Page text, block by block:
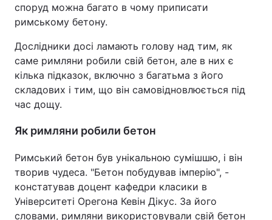
споруд можна багато в чому приписати
римському бетону.
Дослідники досі ламають голову над тим, як
саме римляни робили свій бетон, але в них є
кілька підказок, включно з багатьма з його
складових і тим, що він самовідновлюється під
час дощу.
Як римляни робили бетон
Римський бетон був унікальною сумішшю, і він
творив чудеса. "Бетон побудував імперію", -
констатував доцент кафедри класики в
Університеті Орегона Кевін Дікус. За його
словами, римляни використовували свій бетон